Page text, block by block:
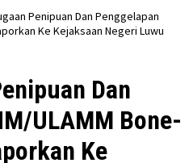
Penipuan Dan Penggelapan
Ke Kejaksaan Negeri Luwu
Dan
ULAMM Bone-
Ke